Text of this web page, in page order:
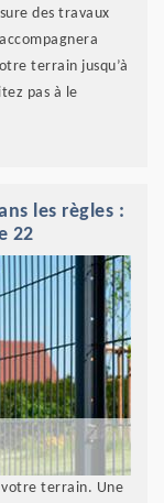
des travaux
terrain jusqu’à
pas à le
les règles :
22
terrain. Une